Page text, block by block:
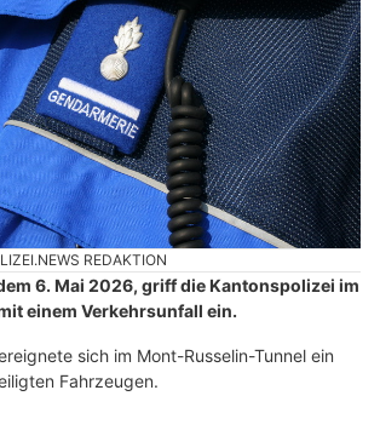
REDAKTION
6. Mai 2026, griff die Kantonspolizei im
einem Verkehrsunfall ein.
sich im Mont-Russelin-Tunnel ein
Fahrzeugen.